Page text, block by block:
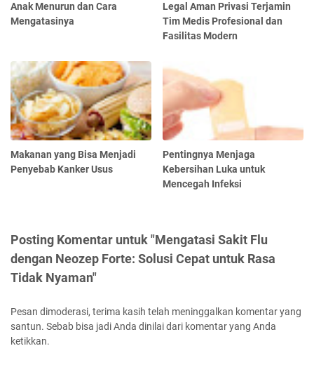
Anak Menurun dan Cara
Mengatasinya
Legal Aman Privasi Terjamin
Tim Medis Profesional dan
Fasilitas Modern
Makanan yang Bisa Menjadi
Penyebab Kanker Usus
Pentingnya Menjaga
Kebersihan Luka untuk
Mencegah Infeksi
Posting Komentar untuk "Mengatasi Sakit Flu
dengan Neozep Forte: Solusi Cepat untuk Rasa
Tidak Nyaman"
Pesan dimoderasi, terima kasih telah meninggalkan komentar yang
santun. Sebab bisa jadi Anda dinilai dari komentar yang Anda
ketikkan.